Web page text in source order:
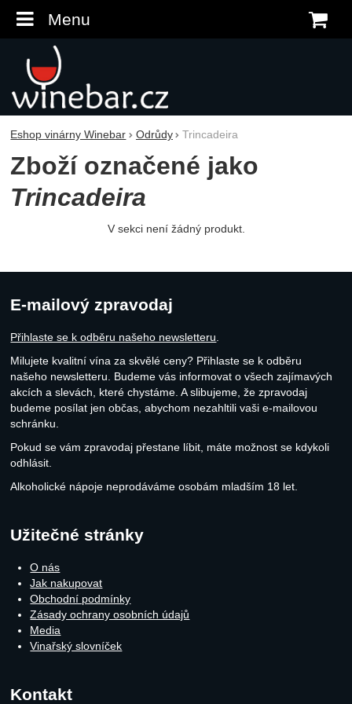
Menu
Eshop vinárny Winebar Odrůdy Trincadeira
Zboží označené jako
Trincadeira
V sekci není žádný produkt.
E-mailový zpravodaj
Přihlaste se k odběru našeho newsletteru
Milujete kvalitní vína za skvělé ceny? Přihlaste se k odběru
našeho newsletteru. Budeme vás informovat o všech zajímavých
akcích a slevách, které chystáme. A slibujeme, že zpravodaj
budeme posílat jen občas, abychom nezahltili vaši e-mailovou
schránku.
Pokud se vám zpravodaj přestane líbit, máte možnost se kdykoli
odhlásit.
Alkoholické nápoje neprodáváme osobám mladším 18 let.
Užitečné stránky
O nás
Jak nakupovat
Obchodní podmínky
Zásady ochrany osobních údajů
Media
Vinařský slovníček
Kontakt